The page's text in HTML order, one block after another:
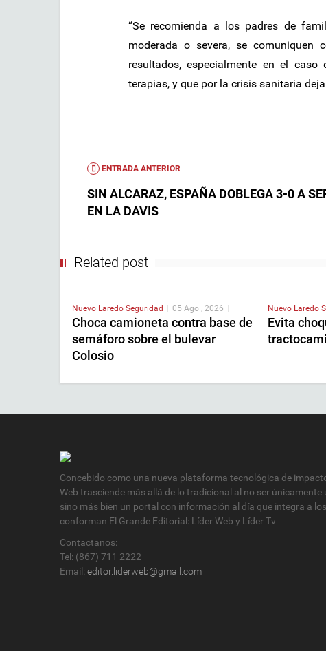
“Se recomienda a los padres de
moderada o severa, se
resultados, especialmente en el
terapias, y que por la crisis sanitaria
ENTRADA ANTERIOR
SIN ALCARAZ, ESPAÑA DOBLEGA 3-0 A
EN LA DAVIS
Related post
Nuevo Laredo Seguridad | 05 Ago , 2026 |
Choca camioneta contra base de
semáforo sobre el bulevar
Colosio
Nuevo Laredo
Evita
Concebido como una nueva plataforma tecnológica de
Web trasciende más allá de lo tradicional al no ser
sino más bien un portal con información al día que integra a
conforman El Grande Editorial: Líder Web y Líder Tv
Contactanos:
Tel: (867) 711 2222
Email: editor.liderweb@gmail.com